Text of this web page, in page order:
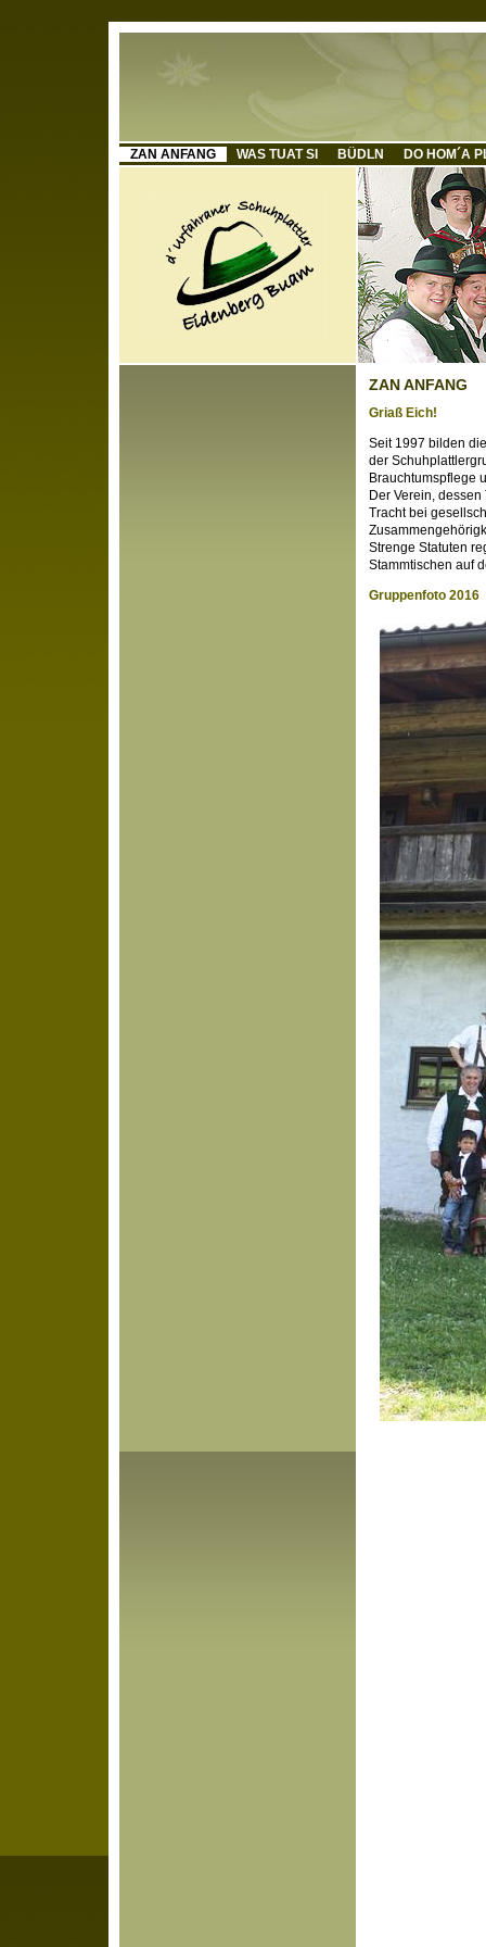
ZAN ANFANG WAS TUAT SI BÜDLN DO HOM´A
ZAN ANFANG
Griaß Eich!
Seit 1997 bilden
der
Brauchtumspflege
Der Verein,
Tracht bei
Strenge Statuten
Stammtischen auf
Gruppenfoto 2016